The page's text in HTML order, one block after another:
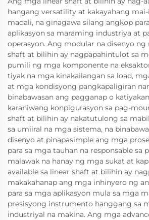
hangang versatility at kakayahang
madali, na ginagawa silang angkop
aplikasyon sa maraming industriya at
operasyon. Ang modular na disenyo
shaft at bilihin ay nagpapahintulot sa
pumili ng mga komponente na
tiyak na mga kinakailangan sa load,
at mga kondisyong pangkapaligiran
binabawasan ang pagganap o
karaniwang konpigurasyon sa pag-
shaft at bilihin ay nakatutulong sa
sa umiiral na mga sistema, na
disenyo at pinapasimple ang mga
para sa mga tauhan na responsable sa
malawak na hanay ng mga sukat at
available sa linear shaft at bilihin ay
makakahanap ang mga inhinyero ng
para sa mga aplikasyon mula sa mga
presisyong instrumento hanggang sa
industriyal na makina. Ang mga